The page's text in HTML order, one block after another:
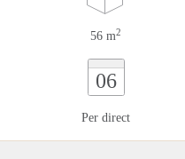
56 m2
06
Per direct